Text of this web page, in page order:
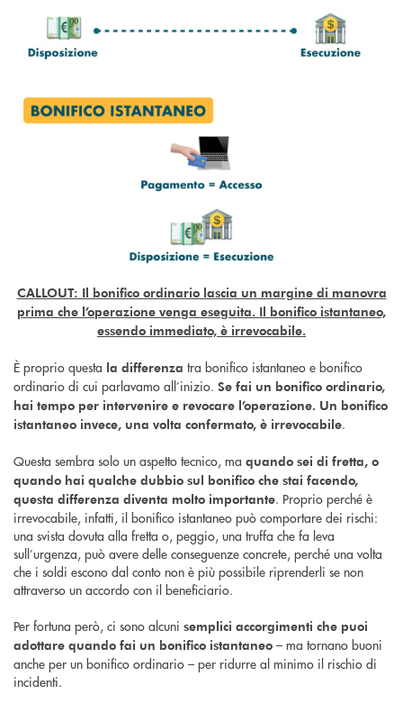
CALLOUT: Il bonifico ordinario lascia un margine di manovra
prima che l’operazione venga eseguita. Il bonifico istantaneo,
essendo immediato, è irrevocabile.
È proprio questa la differenza tra bonifico istantaneo e bonifico
ordinario di cui parlavamo all’inizio. Se fai un bonifico ordinario,
hai tempo per intervenire e revocare l’operazione. Un bonifico
istantaneo invece, una volta confermato, è irrevocabile.
Questa sembra solo un aspetto tecnico, ma quando sei di fretta, o
quando hai qualche dubbio sul bonifico che stai facendo,
questa differenza diventa molto importante. Proprio perché è
irrevocabile, infatti, il bonifico istantaneo può comportare dei rischi:
una svista dovuta alla fretta o, peggio, una truffa che fa leva
sull’urgenza, può avere delle conseguenze concrete, perché una volta
che i soldi escono dal conto non è più possibile riprenderli se non
attraverso un accordo con il beneficiario.
Per fortuna però, ci sono alcuni semplici accorgimenti che puoi
adottare quando fai un bonifico istantaneo – ma tornano buoni
anche per un bonifico ordinario – per ridurre al minimo il rischio di
incidenti.